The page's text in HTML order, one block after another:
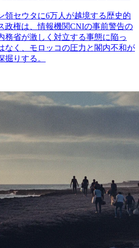
領セウタに6万人が越境する歴史的
政権は、情報機関CNIの事前警告の
務省が激しく対立する事態に陥っ
なく、モロッコの圧力と閣内不和が
掘りする。